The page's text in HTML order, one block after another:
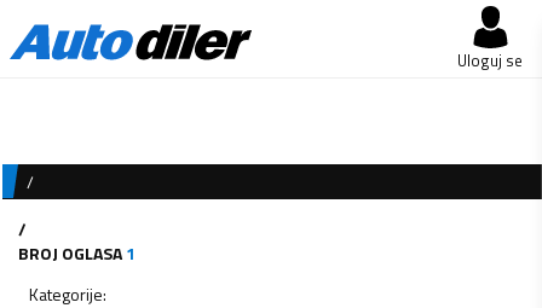
Uloguj se
/
/
BROJ OGLASA1
Kategorije: